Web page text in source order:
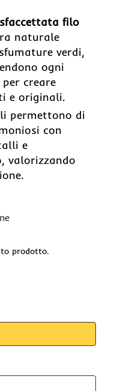
filo
naturale
verdi,
ogni
creare
e originali.
permettono di
con
e
valorizzando
prodotto.